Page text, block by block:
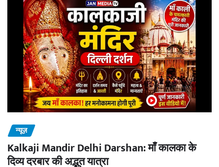
न्यूज़
Kalkaji Mandir Delhi Darshan: माँ कालका के
दिव्य दरबार की अद्भुत यात्रा